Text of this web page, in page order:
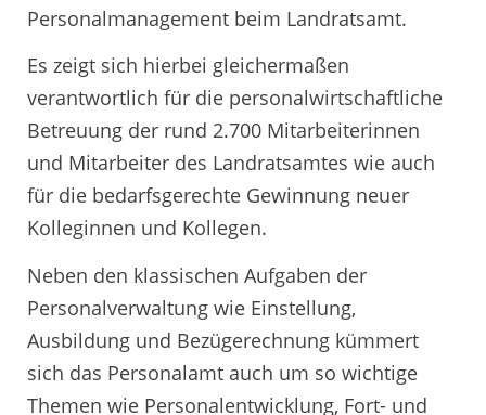
Personalmanagement beim Landratsamt.
Es zeigt sich hierbei gleichermaßen
verantwortlich für die personalwirtschaftliche
Betreuung der rund 2.700 Mitarbeiterinnen
und Mitarbeiter des Landratsamtes wie auch
für die bedarfsgerechte Gewinnung neuer
Kolleginnen und Kollegen.
Neben den klassischen Aufgaben der
Personalverwaltung wie Einstellung,
Ausbildung und Bezügerechnung kümmert
sich das Personalamt auch um so wichtige
Themen wie Personalentwicklung, Fort- und